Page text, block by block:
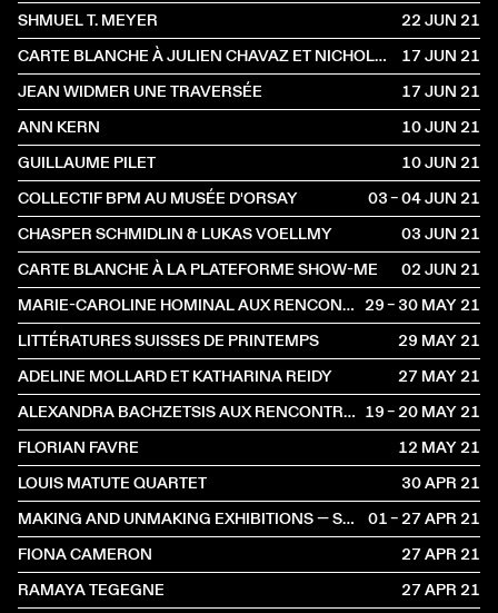
SHMUEL T. MEYER
22 JUN2021
CARTE BLANCHE À JULIEN CHAVAZ ET NICHOLAS STÜCKLIN
17 JUN2021
JEAN WIDMER UNE TRAVERSÉE
17 JUN2021
ANN KERN
10 JUN2021
GUILLAUME PILET
10 JUN2021
COLLECTIF BPM AU MUSÉE D'ORSAY
03 – 04 JUN2021
CHASPER SCHMIDLIN & LUKAS VOELLMY
03 JUN2021
CARTE BLANCHE À LA PLATEFORME SHOW-ME
02 JUN2021
MARIE-CAROLINE HOMINAL AUX RENCONTRES CHORÉGRAPHIQUES INTERNATIONALES DE SEINE-SAINT-DENIS 29 – 30 MAY2021
LITTÉRATURES SUISSES DE PRINTEMPS
29 MAY2021
ADELINE MOLLARD ET KATHARINA REIDY
27 MAY2021
ALEXANDRA BACHZETSIS AUX RENCONTRES INTERNATIONALES CHORÉGRAPHIQUES DE SEINE-SAINT-DENIS 19 – 20 MAY2021
FLORIAN FAVRE
12 MAY2021
LOUIS MATUTE QUARTET
30 APR2021
MAKING AND UNMAKING EXHIBITIONS — SUSTAINABILITY IN TIMES OF PLANETARY CRISIS
01 – 27 APR2021
FIONA CAMERON
27 APR2021
RAMAYA TEGEGNE
27 APR2021